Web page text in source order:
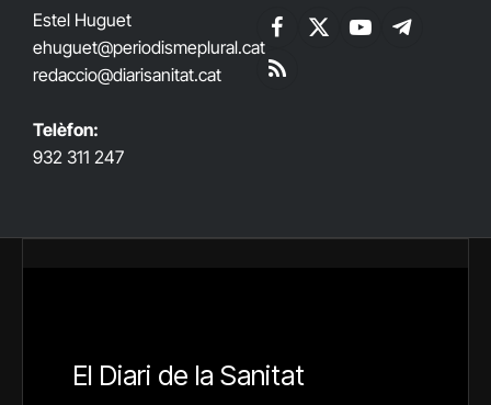
Estel Huguet
ehuguet@periodismeplural.cat
redaccio@diarisanitat.cat
Telèfon:
932 311 247
Facebook
X
YouTubeTelegram
RSS